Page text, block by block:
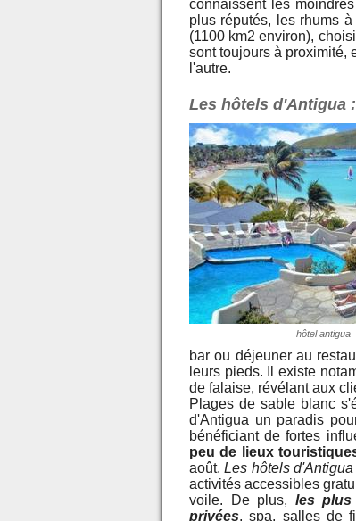
connaissent les
plus réputés, les rhums
(1100 km2 environ),
sont toujours à proximité,
l'autre.
Les hôtels d'Antigua
hôtel antigua
bar ou déjeuner au
leurs pieds. Il existe
de falaise, révélant aux
Plages de sable blanc
d'Antigua un paradis
bénéficiant de fortes
peu de lieux
août.Les hôtels d'Antigua
activités accessibles
voile. De plus, les plus
privées, spa, salles de